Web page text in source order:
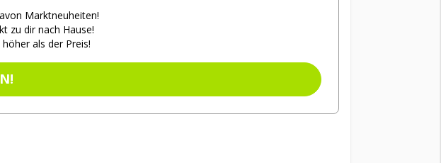
Marktneuheiten!
zu dir nach Hause!
als der Preis!